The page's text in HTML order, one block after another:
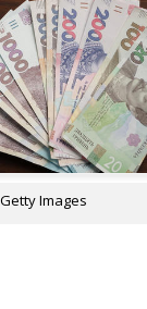
Images